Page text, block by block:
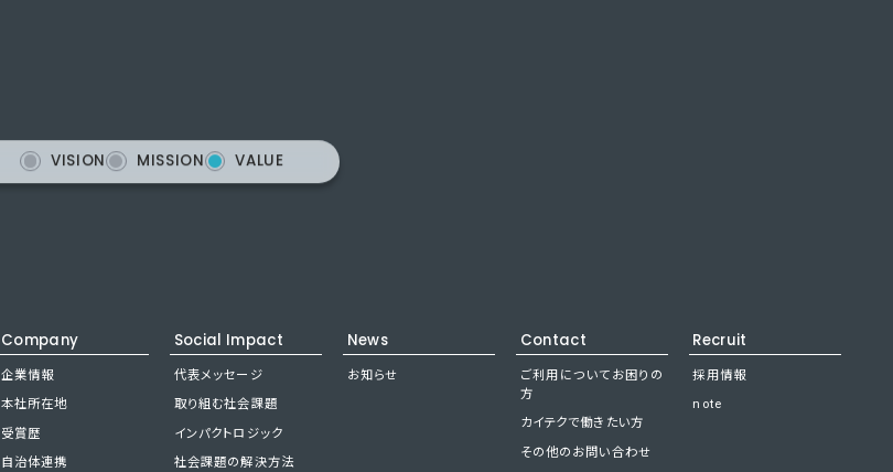
VISION MISSION VALUE
Company
企業情報
本社所在地
受賞歴
自治体連携
Social Impact
代表メッセージ
取り組む社会課題
インパクトロジック
社会課題の解決方法
News
お知らせ
Contact
ご利用についてお困りの
方
カイテクで働きたい方
その他のお問い合わせ
Recruit
採用情報
note